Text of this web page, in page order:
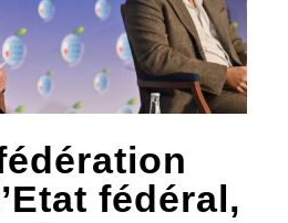
fédéral,